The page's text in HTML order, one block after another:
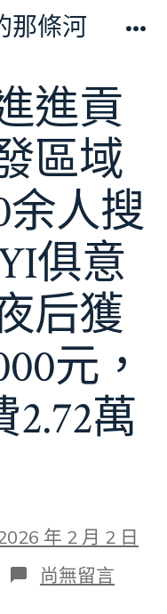
那條河
進貢
區域
人搜
俱意
后獲
元，
萬
年 2 月 2 日
在
〈男
尚無留言